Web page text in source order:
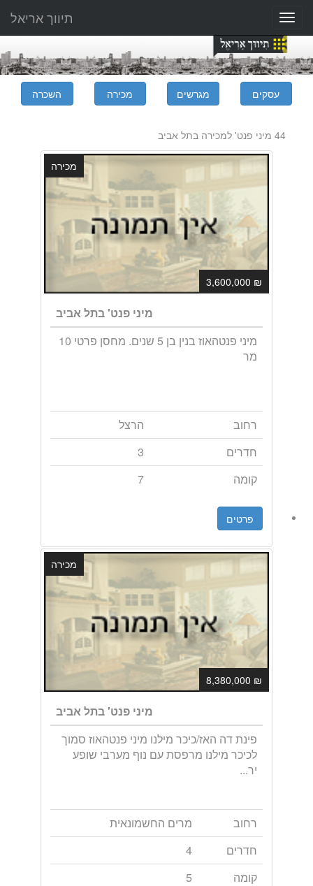
Toggle
navigation
תיווך אריאל
44 מיני פנט' למכירה בתל אביב
₪ 3,600,000
מכירה
מיני פנט' בתל אביב
מיני פנטהאוז בנין בן 5 שנים. מחסן פרטי 10
מר
רחוב
הרצל
חדרים
3
קומה
7
פרטים
₪ 8,380,000
מכירה
מיני פנט' בתל אביב
פינת דה האז/כיכר מילנו מיני פנטהאוז סמוך
לכיכר מילנו מרפסת עם נוף מערבי שופע
יר...
רחוב
מרים החשמונאית
חדרים
4
קומה
5